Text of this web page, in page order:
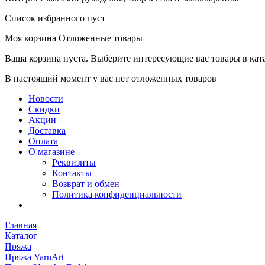
Список избранного пуст
Моя корзина Отложенные товары
Ваша корзина пуста. Выберите интересующие вас товары в
В настоящий момент у вас нет отложенных товаров
Новости
Скидки
Акции
Доставка
Оплата
О магазине
Реквизиты
Контакты
Возврат и обмен
Политика конфиденциальности
Главная
Каталог
Пряжа
Пряжа YarnArt